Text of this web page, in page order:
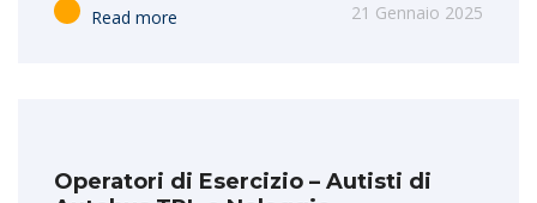
Read more 21 Gennaio 2025
Operatori di Esercizio – Autisti di